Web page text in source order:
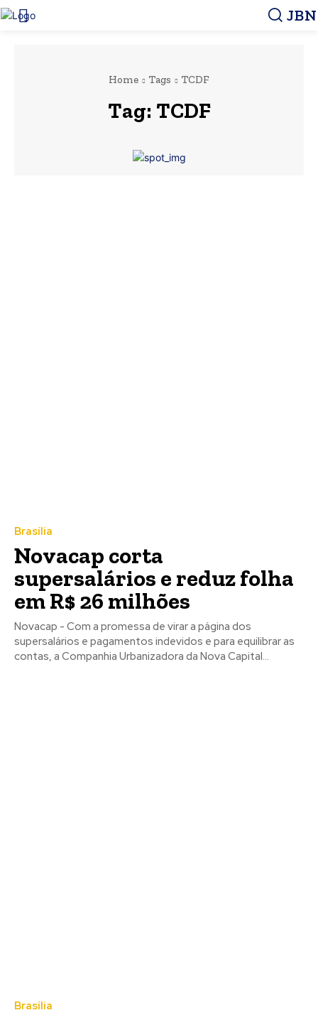
JBN
Home Tags TCDF
Tag: TCDF
Brasília
Novacap corta
supersalários e reduz folha
em R$ 26 milhões
Novacap - Com a promessa de virar a página dos
supersalários e pagamentos indevidos e para equilibrar as
contas, a Companhia Urbanizadora da Nova Capital...
Brasília